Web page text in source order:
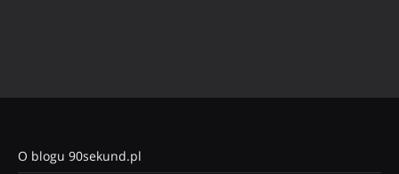
O blogu 90sekund.pl